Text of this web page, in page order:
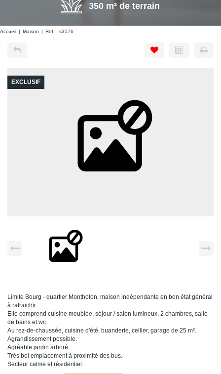
350 m² de terrain
Accueil Maison Ref. : s3576
EXCLUSIF
Limite Bourg - quartier Montholon, maison indépendante en bon état général
à rafraichir.
Elle comprend cuisine meublée, séjour / salon lumineux, 2 chambres, salle
de bains et wc.
Au rez-de-chaussée, cuisine d'été, buanderie, cellier, garage de 25 m².
Agrandissement possible.
Agréable jardin arboré.
Très bel emplacement à proximité des bus.
Secteur calme et résidentiel.